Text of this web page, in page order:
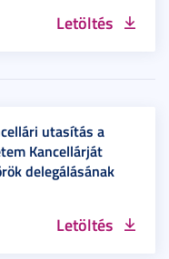
Letöltés
utasítás a
Kancellárját
delegálásának
Letöltés